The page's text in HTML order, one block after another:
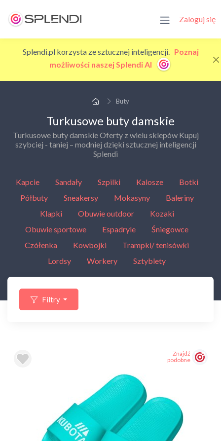
Zaloguj się
Splendi.pl korzysta ze sztucznej inteligencji. Poznaj
możliwości naszej Splendi AI
Buty
Turkusowe buty damskie
Turkusowe buty damskie Oferty z wielu sklepów Kupuj
szybciej - taniej – modniej dzięki sztucznej inteligencji
Splendi
Kapcie Sandały Szpilki Kalosze
Botki
Półbuty
Sneakersy Mokasyny
Baleriny
Klapki
Obuwie outdoor
Kozaki
Obuwie sportowe
Espadryle
Śniegowce
Czółenka
Kowbojki
Trampki/ tenisówki
Lordsy
Workery Sztyblety
Filtry
Znajdź
podobne